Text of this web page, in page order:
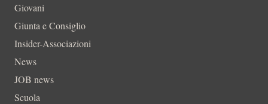
Giovani
Giunta e Consiglio
Insider-Associazioni
News
JOB news
Scuola